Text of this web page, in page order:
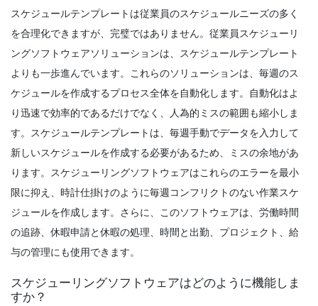
競合
Michelle Jaco Oct 12, 2020
Scheduling
時間追跡が生産性を向上させる方法
Michelle Jaco Oct 12, 2020
Scheduling
時間単位のスケジュールメーカーがあなた
のビジネス
Michelle Jaco Oct 12, 2020
スケジュール・プランナ・テンプレート
スケジュールテンプレートは従業員のスケジュールニーズの多く
を合理化できますが、完璧ではありません。従業員スケジューリ
ングソフトウェアソリューションは、スケジュールテンプレート
よりも一歩進んでいます。 これらのソリューションは、毎週のス
ケジュールを作成するプロセス全体を自動化します。自動化はよ
り迅速で効率的であるだけでなく、人為的ミスの範囲も縮小しま
す。スケジュールテンプレートは、毎週手動でデータを入力して
新しいスケジュールを作成する必要があるため、ミスの余地があ
ります。スケジューリングソフトウェアはこれらのエラーを最小
限に抑え、時計仕掛けのように毎週コンフリクトのない作業スケ
ジュールを作成します。さらに、このソフトウェアは、労働時間
の追跡、休暇申請と休暇の処理、時間と出勤、プロジェクト、給
与の管理にも使用できます。
スケジューリングソフトウェアはどのように機能しま
すか？